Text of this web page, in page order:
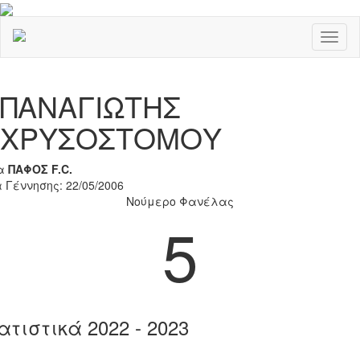
ΠΑΝΑΓΙΩΤΗΣ
ΧΡΥΣΟΣΤΟΜΟΥ
ΠΑΦΟΣ F.C.
Γέννησης: 22/05/2006
Νούμερο Φανέλας
5
2022 - 2023